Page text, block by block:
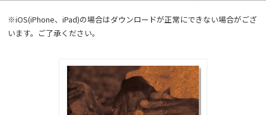
※iOS(iPhone、iPad)の場合はダウンロードが正常にできない場合がござ
います。ご了承ください。